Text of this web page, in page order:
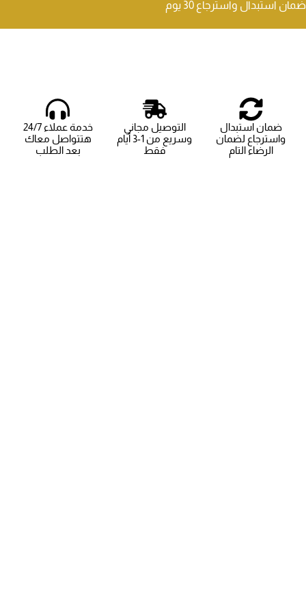
ضمان استبدال واسترجاع 30 يوم
ضمان استبدال
واسترجاع لضمان
الرضاء التام
التوصيل مجاني
وسريع من 1-3 أيام
فقط
خدمة عملاء 24/7
هتتواصل معاك
بعد الطلب